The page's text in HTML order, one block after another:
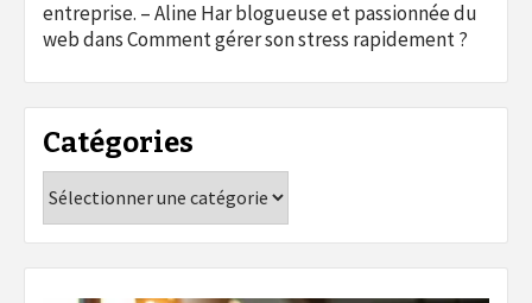
entreprise. – Aline Har blogueuse et passionnée du
webdansComment gérer son stress rapidement ?
Catégories